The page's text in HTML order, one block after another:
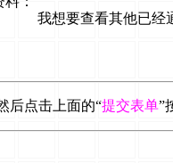
我想要查看其他已经
后点击上面的“提交表单”